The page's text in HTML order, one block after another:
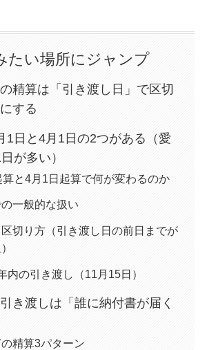
たい場所にジャンプ
精算は「引き渡し日」で区切
する
1日と4月1日の2つがある（愛
が多い）
算と4月1日起算で何が変わるのか
一般的な扱い
切り方（引き渡し日の前日までが
内の引き渡し（11月15日）
き渡しは「誰に納付書が届く
精算3パターン